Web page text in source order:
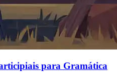
para Gramática